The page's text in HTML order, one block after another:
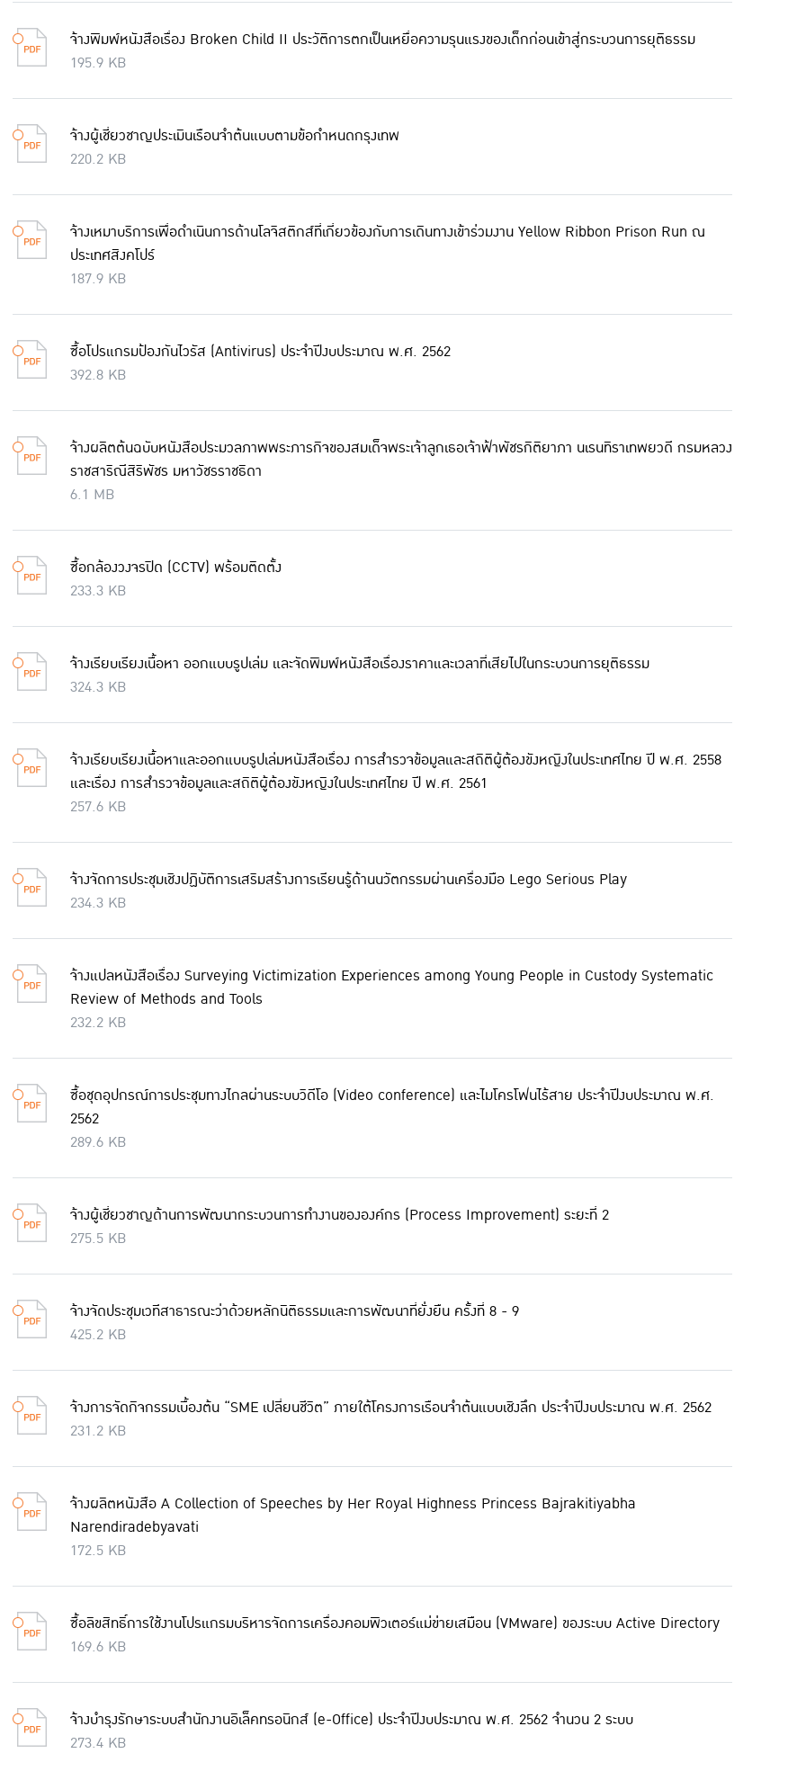
จ้างพิมพ์หนังสือเรื่อง Broken Child II ประวัติการตกเป็นเหยื่อความรุนแรงของเด็กก่อนเข้าสู่กระบวนการยุติธรรม
195.9 KB
จ้างผู้เชี่ยวชาญประเมินเรือนจำต้นแบบตามข้อกำหนดกรุงเทพ
220.2 KB
จ้างเหมาบริการเพื่อดำเนินการด้านโลจิสติกส์ที่เกี่ยวข้องกับการเดินทางเข้าร่วมงาน Yellow Ribbon Prison Run ณ
ประเทศสิงคโปร์
187.9 KB
ซื้อโปรแกรมป้องกันไวรัส (Antivirus) ประจำปีงบประมาณ พ.ศ. 2562
392.8 KB
จ้างผลิตต้นฉบับหนังสือประมวลภาพพระภารกิจของสมเด็จพระเจ้าลูกเธอเจ้าฟ้าพัชรกิติยาภา นเรนทิราเทพยวดี กรมหลวง
ราชสาริณีสิริพัชร มหาวัชรราชธิดา
6.1 MB
ซื้อกล้องวงจรปิด (CCTV) พร้อมติดตั้ง
233.3 KB
จ้างเรียบเรียงเนื้อหา ออกแบบรูปเล่ม และจัดพิมพ์หนังสือเรื่องราคาและเวลาที่เสียไปในกระบวนการยุติธรรม
324.3 KB
จ้างเรียบเรียงเนื้อหาและออกแบบรูปเล่มหนังสือเรื่อง การสำรวจข้อมูลและสถิติผู้ต้องขังหญิงในประเทศไทย ปี พ.ศ. 2558
และเรื่อง การสำรวจข้อมูลและสถิติผู้ต้องขังหญิงในประเทศไทย ปี พ.ศ. 2561
257.6 KB
จ้างจัดการประชุมเชิงปฏิบัติการเสริมสร้างการเรียนรู้ด้านนวัตกรรมผ่านเครื่องมือ Lego Serious Play
234.3 KB
จ้างแปลหนังสือเรื่อง Surveying Victimization Experiences among Young People in Custody Systematic
Review of Methods and Tools
232.2 KB
ซื้อชุดอุปกรณ์การประชุมทางไกลผ่านระบบวิดีโอ (Video conference) และไมโครโฟนไร้สาย ประจำปีงบประมาณ พ.ศ.
2562
289.6 KB
จ้างผู้เชี่ยวชาญด้านการพัฒนากระบวนการทำงานขององค์กร (Process Improvement) ระยะที่ 2
275.5 KB
จ้างจัดประชุมเวทีสาธารณะว่าด้วยหลักนิติธรรมและการพัฒนาที่ยั่งยืน ครั้งที่ 8 - 9
425.2 KB
จ้างการจัดกิจกรรมเบื้องต้น “SME เปลี่ยนชีวิต” ภายใต้โครงการเรือนจำต้นแบบเชิงลึก ประจำปีงบประมาณ พ.ศ. 2562
231.2 KB
จ้างผลิตหนังสือ A Collection of Speeches by Her Royal Highness Princess Bajrakitiyabha
Narendiradebyavati
172.5 KB
ซื้อลิขสิทธิ์การใช้งานโปรแกรมบริหารจัดการเครื่องคอมพิวเตอร์แม่ข่ายเสมือน (VMware) ของระบบ Active Directory
169.6 KB
จ้างบำรุงรักษาระบบสำนักงานอิเล็คทรอนิกส์ (e-Office) ประจำปีงบประมาณ พ.ศ. 2562 จำนวน 2 ระบบ
273.4 KB